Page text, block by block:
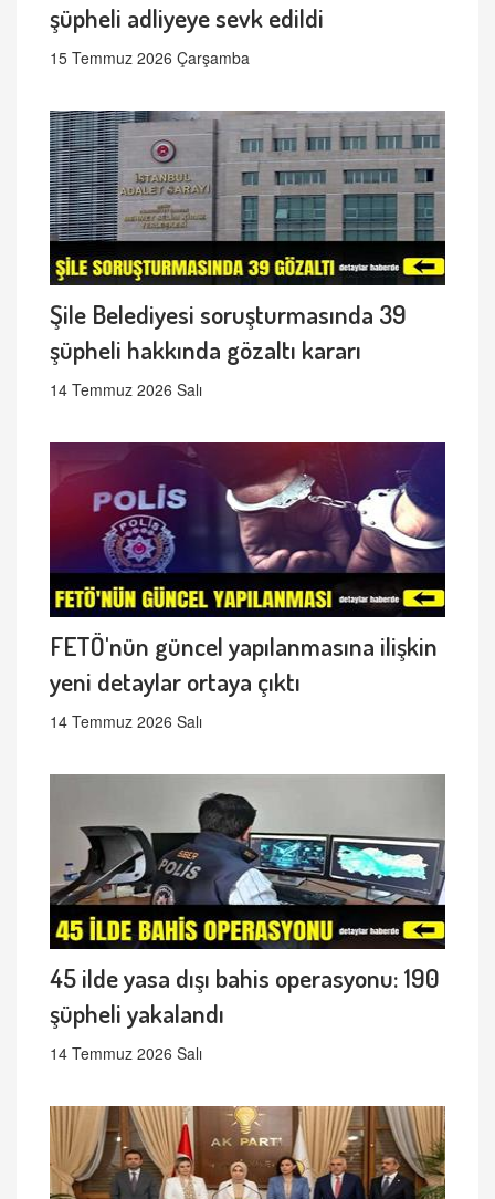
şüpheli adliyeye sevk edildi
15 Temmuz 2026 Çarşamba
Şile Belediyesi soruşturmasında 39
şüpheli hakkında gözaltı kararı
14 Temmuz 2026 Salı
FETÖ'nün güncel yapılanmasına ilişkin
yeni detaylar ortaya çıktı
14 Temmuz 2026 Salı
45 ilde yasa dışı bahis operasyonu: 190
şüpheli yakalandı
14 Temmuz 2026 Salı